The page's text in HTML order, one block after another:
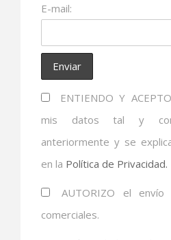
E-mail:
ENTIENDO Y
mis datos tal y
anteriormente y se
en la Política de Privacidad.
AUTORIZO el envío
comerciales.